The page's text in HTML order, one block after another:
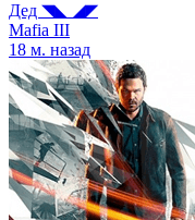
Дед ◥◣ ◢◤
Mafia III
18 м. назад